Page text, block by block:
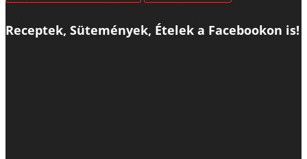
Receptek, Sütemények, Ételek a Facebookon is!